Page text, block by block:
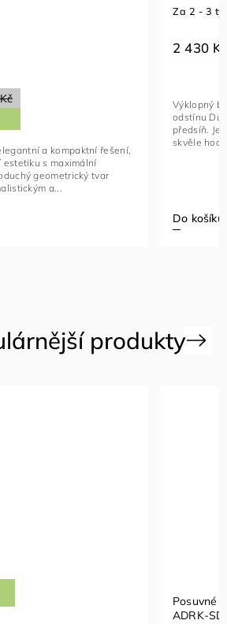
a kompaktní řešení,
estetiku s maximální
geometrický tvar
a...
Za 2 - 3
2 430
Do košíku
Výklopný
odstínu
předsíň.
skvěle hodí
Posuvné
ADRK-
Next